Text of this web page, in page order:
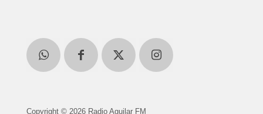
Copyright © 2026 Radio Aguilar FM